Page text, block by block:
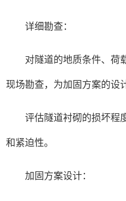
详细勘查：
对隧道的地质条件、荷
现场勘查，为加固方案的设
评估隧道衬砌的损坏程
和紧迫性。
加固方案设计：